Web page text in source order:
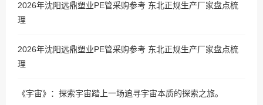
2026年沈阳远鼎塑业PE管采购参考 东北正规生产厂家盘点梳
理
2026年沈阳远鼎塑业PE管采购参考 东北正规生产厂家盘点梳
理
《宇宙》：探索宇宙踏上一场追寻宇宙本质的探索之旅。